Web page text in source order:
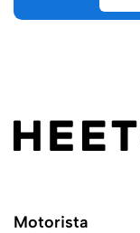
Motorista